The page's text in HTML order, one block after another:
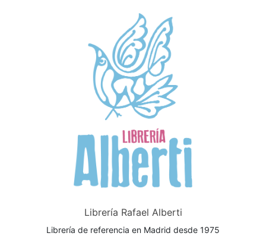
Librería Rafael Alberti
Librería de referencia en Madrid desde 1975